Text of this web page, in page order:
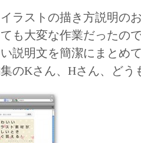
ラストの描き方説明の
も大変な作業だったの
説明文を簡潔にまとめ
のKさん、Hさん、どう